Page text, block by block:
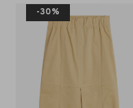
-30%